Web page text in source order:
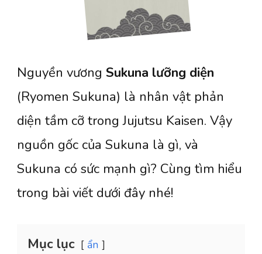
Nguyền vương Sukuna lưỡng diện
(Ryomen Sukuna) là nhân vật phản
diện tầm cỡ trong Jujutsu Kaisen. Vậy
nguồn gốc của Sukuna là gì, và
Sukuna có sức mạnh gì? Cùng tìm hiểu
trong bài viết dưới đây nhé!
Mục lục ẩn